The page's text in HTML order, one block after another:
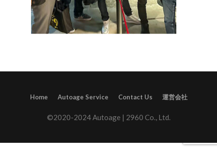
Home Autoage Service Contact Us 運営会社
©2020-2024 Autoage | 2960 Co., Ltd.